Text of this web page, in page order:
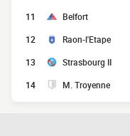
11 Belfort
12 Raon-l'Etape
13 Strasbourg II
14 M. Troyenne